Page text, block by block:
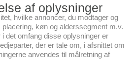
af oplysninger
hvilke annoncer, du modtager og
køn og alderssegment m.v.
det omfang disse oplysninger er
der er tale om, i afsnittet om
anvendes til målretning af